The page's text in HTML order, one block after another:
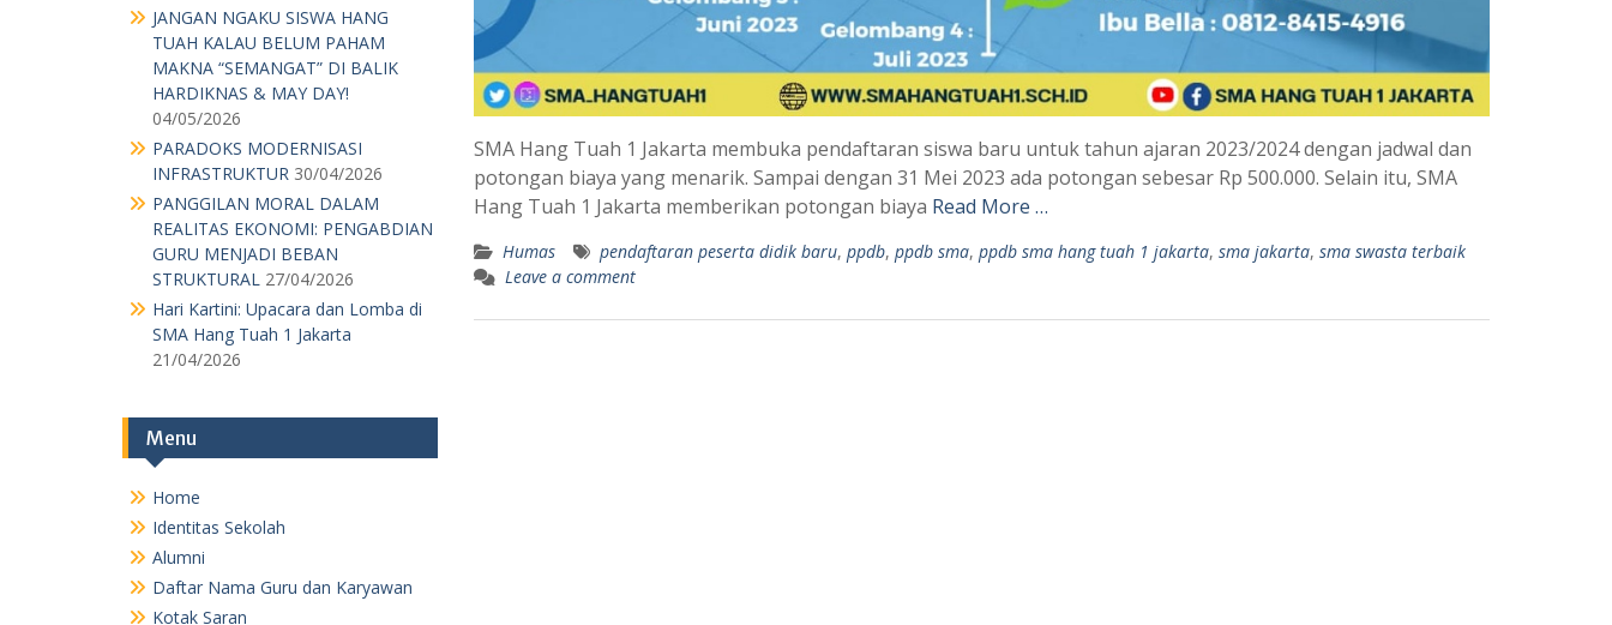
SMA Hang Tuah 1 Jakarta membuka pendaftaran siswa baru untuk tahun ajaran 2023/2024 dengan jadwal dan
potongan biaya yang menarik. Sampai dengan 31 Mei 2023 ada potongan sebesar Rp 500.000. Selain itu, SMA
Hang Tuah 1 Jakarta memberikan potongan biaya Read More …
Humas pendaftaran peserta didik baru, ppdb, ppdb sma, ppdb sma hang tuah 1 jakarta, sma jakarta, sma swasta terbaik
Leave a comment
JANGAN NGAKU SISWA HANG
TUAH KALAU BELUM PAHAM
MAKNA “SEMANGAT” DI BALIK
HARDIKNAS & MAY DAY!
04/05/2026
PARADOKS MODERNISASI
INFRASTRUKTUR 30/04/2026
PANGGILAN MORAL DALAM
REALITAS EKONOMI: PENGABDIAN
GURU MENJADI BEBAN
STRUKTURAL 27/04/2026
Hari Kartini: Upacara dan Lomba di
SMA Hang Tuah 1 Jakarta
21/04/2026
Menu
Home
Identitas Sekolah
Alumni
Daftar Nama Guru dan Karyawan
Kotak Saran